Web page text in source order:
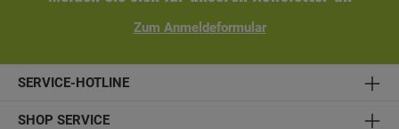
Zum Anmeldeformular
SERVICE-HOTLINE
SHOP SERVICE